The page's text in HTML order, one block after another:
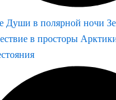
Души в полярной ночи
в просторы